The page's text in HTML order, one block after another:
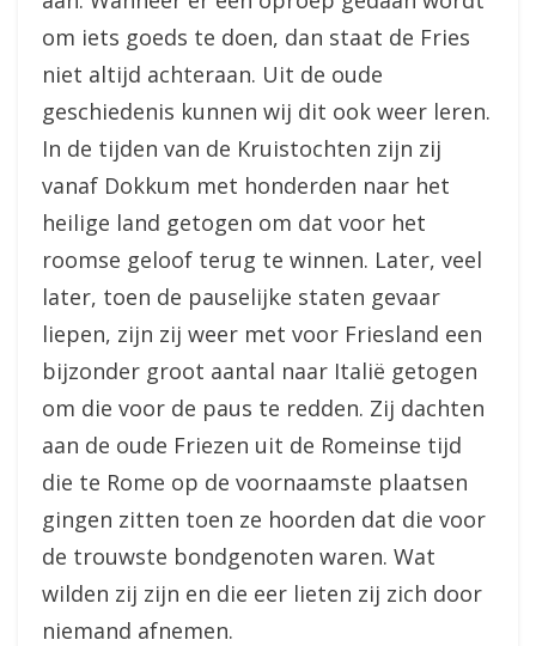
om iets goeds te doen, dan staat de Fries
niet altijd achteraan. Uit de oude
geschiedenis kunnen wij dit ook weer leren.
In de tijden van de Kruistochten zijn zij
vanaf Dokkum met honderden naar het
heilige land getogen om dat voor het
roomse geloof terug te winnen. Later, veel
later, toen de pauselijke staten gevaar
liepen, zijn zij weer met voor Friesland een
bijzonder groot aantal naar Italië getogen
om die voor de paus te redden. Zij dachten
aan de oude Friezen uit de Romeinse tijd
die te Rome op de voornaamste plaatsen
gingen zitten toen ze hoorden dat die voor
de trouwste bondgenoten waren. Wat
wilden zij zijn en die eer lieten zij zich door
niemand afnemen.